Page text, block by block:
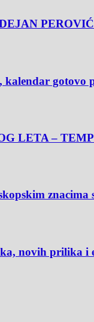
gotovo
LETA –
znacima
novih prilika i